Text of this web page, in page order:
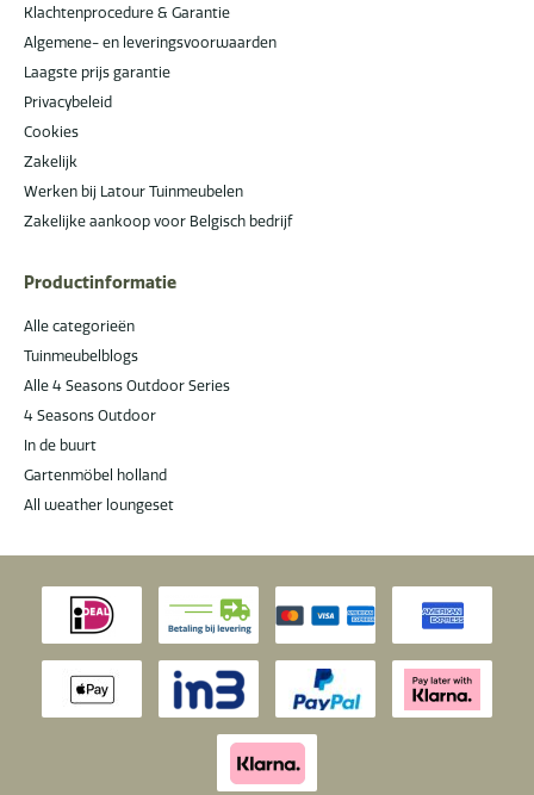
Klachtenprocedure & Garantie
Algemene- en leveringsvoorwaarden
Laagste prijs garantie
Privacybeleid
Cookies
Zakelijk
Werken bij Latour Tuinmeubelen
Zakelijke aankoop voor Belgisch bedrijf
Productinformatie
Alle categorieën
Tuinmeubelblogs
Alle 4 Seasons Outdoor Series
4 Seasons Outdoor
In de buurt
Gartenmöbel holland
All weather loungeset